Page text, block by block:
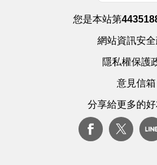
您是本站第
網站資訊安
隱私權保護
意見信箱
分享給更多的